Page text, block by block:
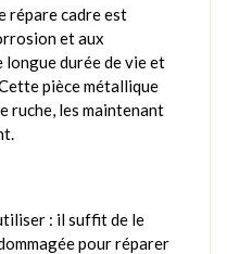
répare cadre est
et aux
durée de vie et
pièce métallique
ruche, les maintenant
: il suffit de le
pour réparer